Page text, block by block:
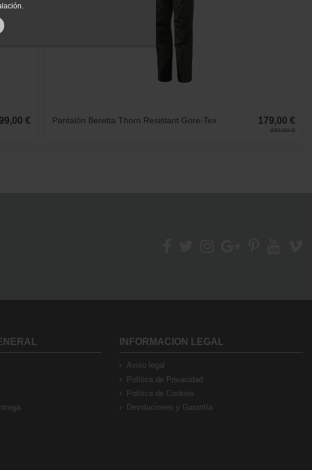
€ Pantalón Beretta Thorn Resistant Gore-Tex 179,00 €
239,00 €
INFORMACION LEGAL
Aviso legal
Política de Privacidad
Política de Cookies
Devoluciones y Garantía